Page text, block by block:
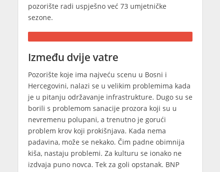
pozorište radi uspješno već 73 umjetničke
sezone.
Između dvije vatre
Pozorište koje ima najveću scenu u Bosni i
Hercegovini, nalazi se u velikim problemima kada
je u pitanju održavanje infrastrukture. Dugo su se
borili s problemom sanacije prozora koji su u
nevremenu polupani, a trenutno je gorući
problem krov koji prokišnjava. Kada nema
padavina, može se nekako. Čim padne obimnija
kiša, nastaju problemi. Za kulturu se ionako ne
izdvaja puno novca. Tek za goli opstanak. BNP